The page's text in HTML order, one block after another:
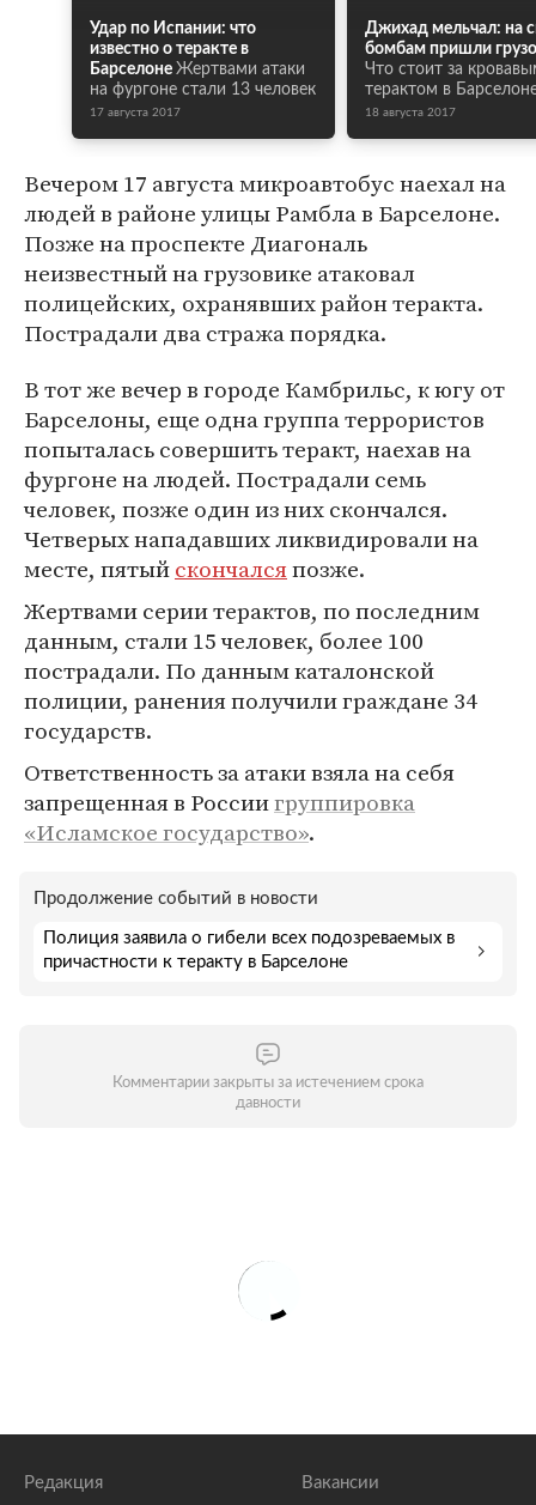
Удар по Испании: что
известно о теракте в
Барселоне Жертвами атаки
на фургоне стали 13 человек
17 августа 2017
Джихад мельчал: на
бомбам пришли
Что стоит за
терактом в
18 августа 2017
Вечером 17 августа микроавтобус наехал на
людей в районе улицы Рамбла в Барселоне.
Позже на проспекте Диагональ
неизвестный на грузовике атаковал
полицейских, охранявших район теракта.
Пострадали два стража порядка.
В тот же вечер в городе Камбрильс, к югу от
Барселоны, еще одна группа террористов
попыталась совершить теракт, наехав на
фургоне на людей. Пострадали семь
человек, позже один из них скончался.
Четверых нападавших ликвидировали на
месте, пятыйскончалсяпозже.
Жертвами серии терактов, по последним
данным, стали 15 человек, более 100
пострадали. По данным каталонской
полиции, ранения получили граждане 34
государств.
Ответственность за атаки взяла на себя
запрещенная в Россиигруппировка
«Исламское государство».
Продолжение событий в новости
Полиция заявила о гибели всех подозреваемых в
причастности к теракту в Барселоне
Комментарии закрыты за истечением срока
давности
Редакция Вакансии